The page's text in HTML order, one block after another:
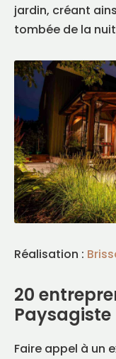
jardin, créant
tombée de la
Réalisation :
20
Paysagiste
Faire appel à un